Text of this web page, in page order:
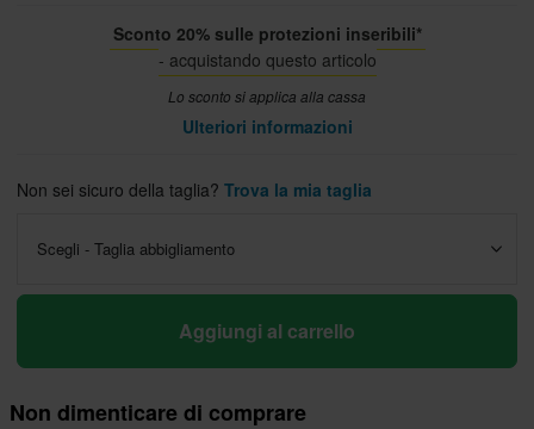
Sconto 20% sulle protezioni inseribili*
- acquistando questo articolo
Lo sconto si applica alla cassa
Ulteriori informazioni
Non sei sicuro della taglia? Trova la mia taglia
Scegli - Taglia abbigliamento
Aggiungi al carrello
Non dimenticare di comprare